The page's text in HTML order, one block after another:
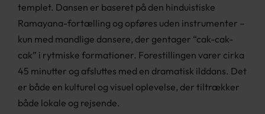
templet. Dansen er baseret på den hinduistiske
Ramayana-fortælling og opføres uden instrumenter –
kun med mandlige dansere, der gentager “cak-cak-
cak” i rytmiske formationer. Forestillingen varer cirka
45 minutter og afsluttes med en dramatisk ilddans. Det
er både en kulturel og visuel oplevelse, der tiltrækker
både lokale og rejsende.